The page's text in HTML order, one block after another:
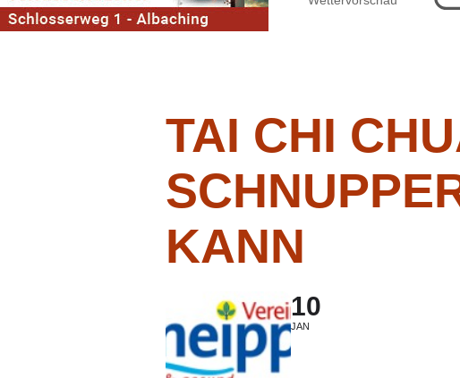
TAI CHI
KANN
10
JAN